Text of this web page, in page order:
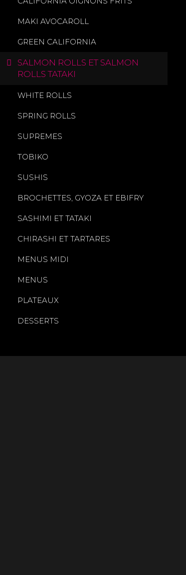
MAKI AVOCAROLL
GREEN CALIFORNIA
SALMON ROLLS ET SALMON
ROLLS TATAKI
WHITE ROLLS
SPRING ROLLS
SUPREMES
TOBIKO
SUSHIS
BROCHETTES, GYOZA ET EBIFRY
SASHIMI ET TATAKI
CHIRASHI ET TARTARES
MENUS MIDI
MENUS
PLATEAUX
DESSERTS